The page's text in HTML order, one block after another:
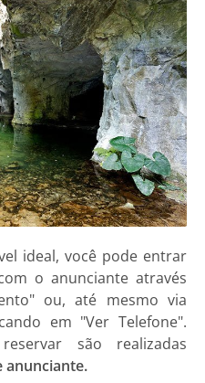
ideal, você pode entrar
o anunciante através
ou, até mesmo via
em "Ver Telefone".
são realizadas
anunciante.